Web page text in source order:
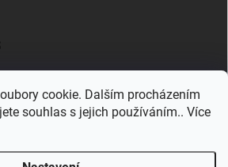
cookie. Dalším procházením
souhlas s jejich používáním.. Více